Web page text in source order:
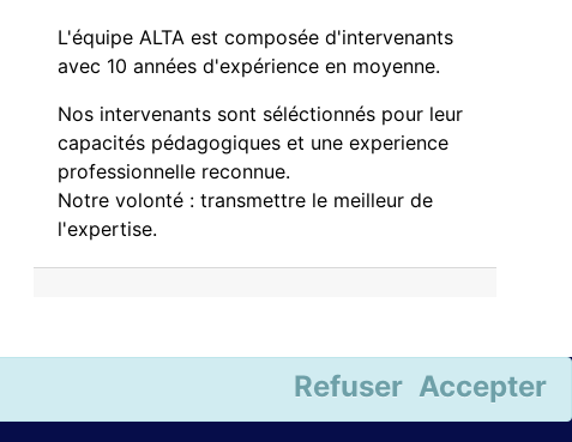
L'équipe ALTA est composée d'intervenants
avec 10 années d'expérience en moyenne.
Nos intervenants sont séléctionnés pour leur
capacités pédagogiques et une experience
professionnelle reconnue.
Notre volonté : transmettre le meilleur de
l'expertise.
Accepter
Refuser